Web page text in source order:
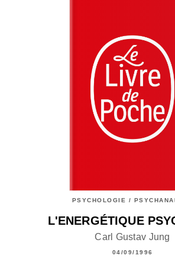
PSYCHOLOGIE /
L'ENERGÉTIQUE
Carl Gustav Jung
04/09/1996